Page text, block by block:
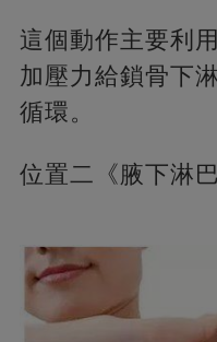
這個動作主要利
加壓力給鎖骨下
循環。
位置二《腋下淋巴